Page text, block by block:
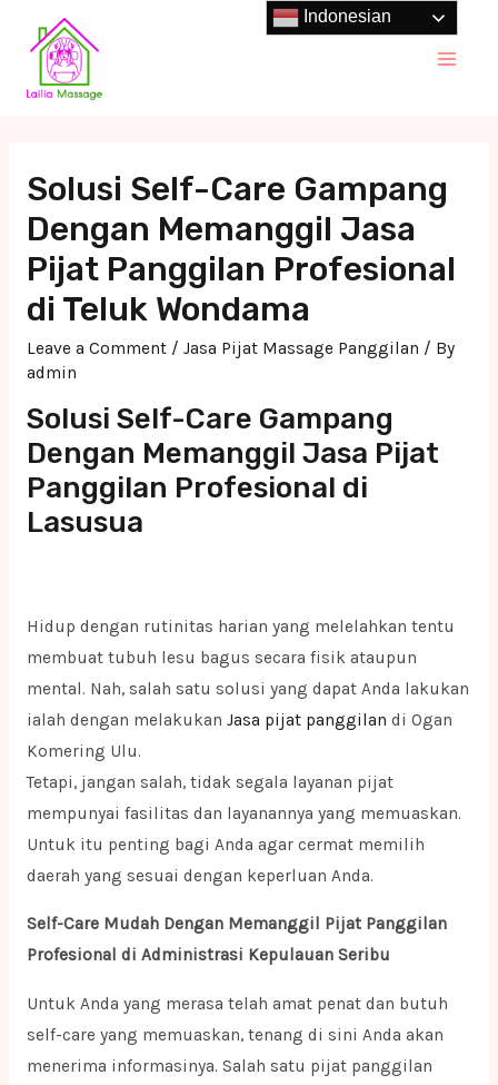
content
Solusi Self-Care Gampang
Dengan Memanggil Jasa
Pijat Panggilan Profesional
di Teluk Wondama
Leave a Comment / Jasa Pijat Massage Panggilan / By
admin
Solusi Self-Care Gampang
Dengan Memanggil Jasa Pijat
Panggilan Profesional di
Lasusua
Hidup dengan rutinitas harian yang melelahkan tentu
membuat tubuh lesu bagus secara fisik ataupun
mental. Nah, salah satu solusi yang dapat Anda lakukan
ialah dengan melakukan Jasa pijat panggilan di Ogan
Komering Ulu.
Tetapi, jangan salah, tidak segala layanan pijat
mempunyai fasilitas dan layanannya yang memuaskan.
Untuk itu penting bagi Anda agar cermat memilih
daerah yang sesuai dengan keperluan Anda.
Self-Care Mudah Dengan Memanggil Pijat Panggilan
Profesional di Administrasi Kepulauan Seribu
Untuk Anda yang merasa telah amat penat dan butuh
self-care yang memuaskan, tenang di sini Anda akan
menerima informasinya. Salah satu pijat panggilan
Indonesian